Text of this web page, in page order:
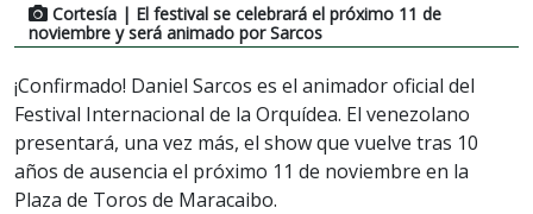
Cortesía | El festival se celebrará el próximo 11 de
noviembre y será animado por Sarcos
¡Confirmado! Daniel Sarcos es el animador oficial del
Festival Internacional de la Orquídea. El venezolano
presentará, una vez más, el show que vuelve tras 10
años de ausencia el próximo 11 de noviembre en la
Plaza de Toros de Maracaibo.